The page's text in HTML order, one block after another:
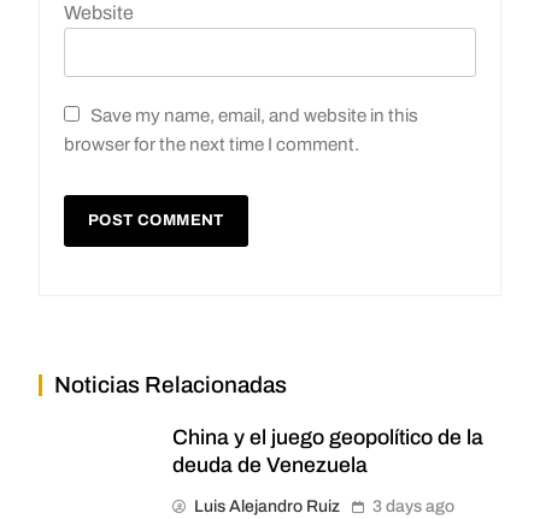
Website
Save my name, email, and website in this
browser for the next time I comment.
Noticias Relacionadas
China y el juego geopolítico de la
deuda de Venezuela
Luis Alejandro Ruiz 3 days ago